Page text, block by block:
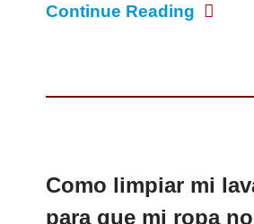
Continue Reading
Como limpiar mi
para que mi ropa